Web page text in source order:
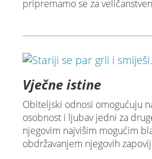
pripremamo se za
Vječne istine
Obiteljski odnosi omogućuju
osobnost i ljubav jedni za
njegovim najvišim mogućim
obdržavanjem njegovih